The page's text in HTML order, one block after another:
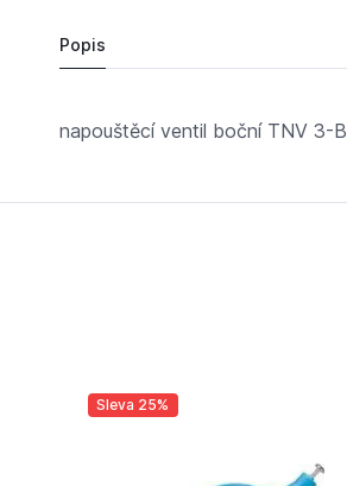
Popis
napouštěcí ventil boční TNV 3-B
Sleva 25%